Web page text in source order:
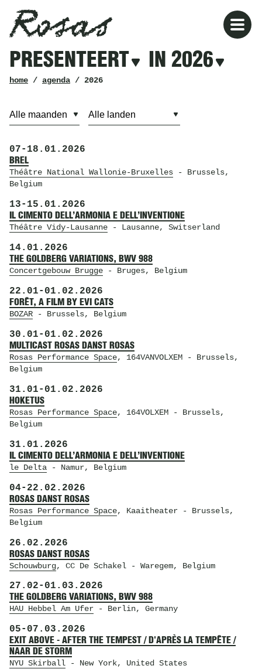
Rosas
presenteert
in
2026
Filters
PRESENTEERT IN 2026
kruimelpad
home/ agenda/ 2026
07- 18.01.2026
BREL
Théâtre National Wallonie-Bruxelles- Brussels,
Belgium
13- 15.01.2026
IL CIMENTO DELL’ARMONIA E DELL’INVENTIONE
Théâtre Vidy-Lausanne- Lausanne, Switserland
14.01.2026
THE GOLDBERG VARIATIONS, BWV 988
Concertgebouw Brugge- Bruges, Belgium
22.01- 01.02.2026
FORÊT, A FILM BY EVI CATS
BOZAR- Brussels, Belgium
30.01- 01.02.2026
MULTICAST ROSAS DANST ROSAS
Rosas Performance Space, 164VANVOLXEM- Brussels,
Belgium
31.01- 01.02.2026
HOKETUS
Rosas Performance Space, 164VOLXEM- Brussels,
Belgium
31.01.2026
IL CIMENTO DELL’ARMONIA E DELL’INVENTIONE
le Delta- Namur, Belgium
04- 22.02.2026
ROSAS DANST ROSAS
Rosas Performance Space, Kaaitheater- Brussels,
Belgium
26.02.2026
ROSAS DANST ROSAS
Schouwburg, CC De Schakel- Waregem, Belgium
27.02- 01.03.2026
THE GOLDBERG VARIATIONS, BWV 988
HAU Hebbel Am Ufer- Berlin, Germany
05- 07.03.2026
EXIT ABOVE - AFTER THE TEMPEST / D'APRÈS LA TEMPÊTE /
NAAR DE STORM
NYU Skirball- New York, United States